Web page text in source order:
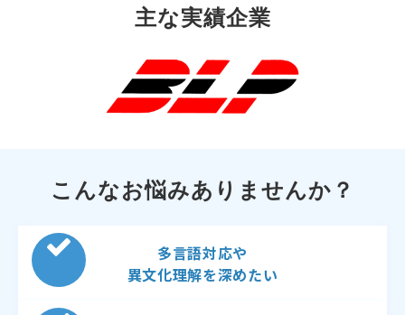
パートナー募集
主な実績企業
こんなお悩みありませんか？
多言語対応や
異文化理解を深めたい